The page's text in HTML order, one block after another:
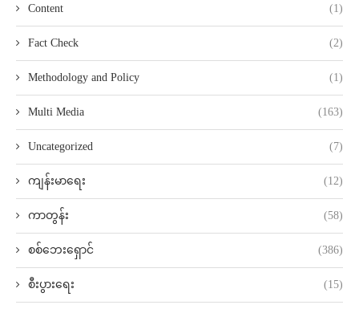
Content (1)
Fact Check (2)
Methodology and Policy (1)
Multi Media (163)
Uncategorized (7)
ကျန်းမာရေး (12)
ကာတွန်း (58)
စစ်ဘေးရှောင် (386)
စီးပွားရေး (15)